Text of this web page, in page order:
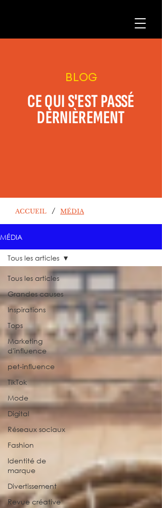
BLOG
CE QUI S'EST PASSÉ
DERNIÈREMENT
ACCUEIL / MÉDIA
MÉDIA
Tous les articles
Grandes causes
Inspirations
Tops
Marketing
d'influence
pet-influence
TikTok
Mode
Digital
Réseaux sociaux
Fashion
Identité de
marque
Divertissement
Revue créative
Tous les articles